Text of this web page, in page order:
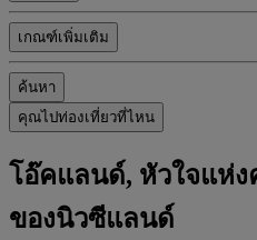
เกณฑ์เพิ่มเติม
ค้นหา
คุณไปท่องเที่ยวที่ไหน
โอ๊คแลนด์, หัวใจแห่
ของนิวซีแลนด์